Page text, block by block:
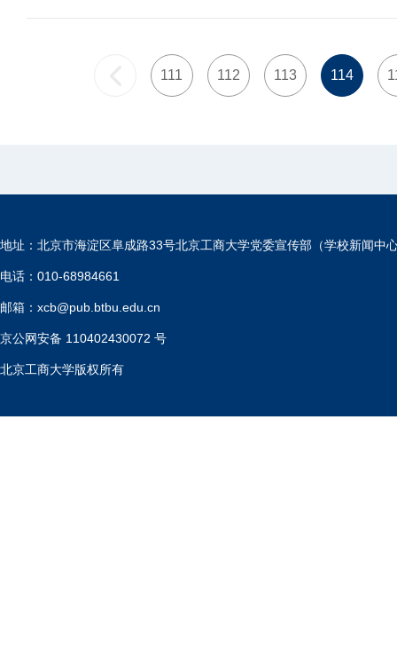
111 112 113 114
地址：北京市海淀区阜成路33号北京工商大学党委宣传部（学校新闻中
电话：010-68984661
邮箱：xcb@pub.btbu.edu.cn
京公网安备 110402430072 号
北京工商大学版权所有